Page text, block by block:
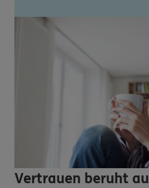
Vertrauen beruht